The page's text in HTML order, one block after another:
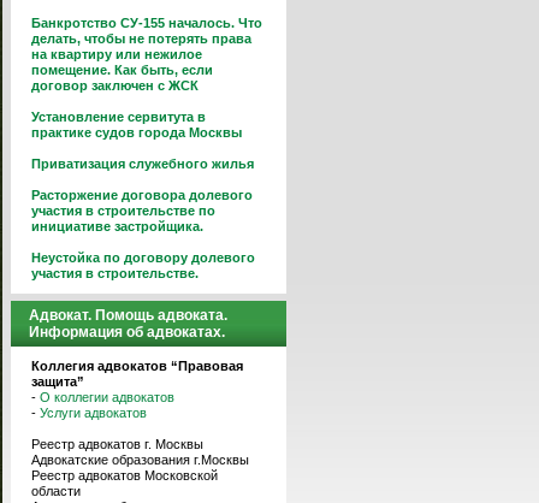
Банкротство СУ-155 началось. Что
делать, чтобы не потерять права
на квартиру или нежилое
помещение. Как быть, если
договор заключен с ЖСК
Установление сервитута в
практике судов города Москвы
Приватизация служебного жилья
Расторжение договора долевого
участия в строительстве по
инициативе застройщика.
Неустойка по договору долевого
участия в строительстве.
Адвокат. Помощь адвоката.
Информация об адвокатах.
Коллегия адвокатов “Правовая
защита”
- О коллегии адвокатов
- Услуги адвокатов
Реестр адвокатов г. Москвы
Адвокатские образования г.Москвы
Реестр адвокатов Московской
области